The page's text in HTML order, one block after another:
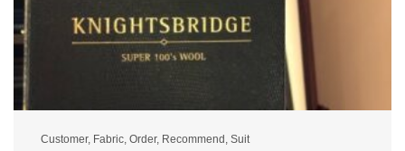
Customer, Fabric, Order, Recommend , Suit